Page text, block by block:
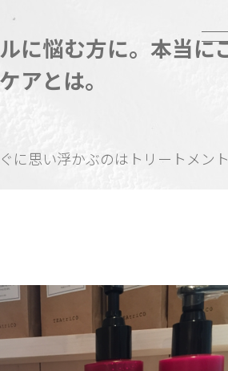
に悩む方に。本当に
アとは。
に思い浮かぶのはトリートメン